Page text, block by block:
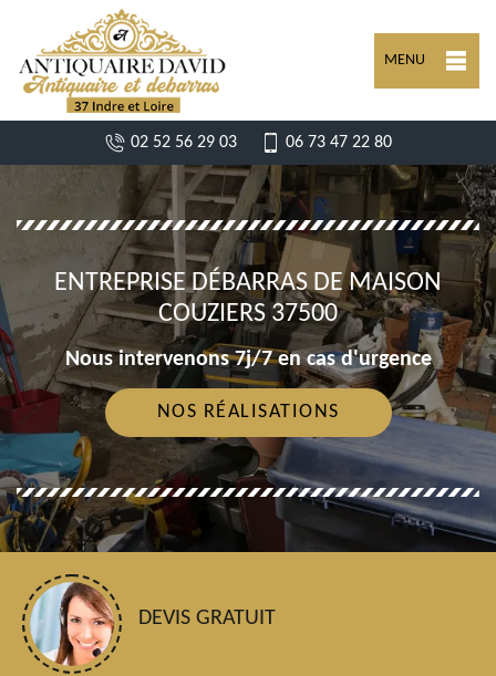
MENU
02 52 56 29 03 06 73 47 22 80
ENTREPRISE DÉBARRAS DE MAISON
COUZIERS 37500
Nous intervenons 7j/7 en cas d'urgence
NOS RÉALISATIONS
DEVIS GRATUIT